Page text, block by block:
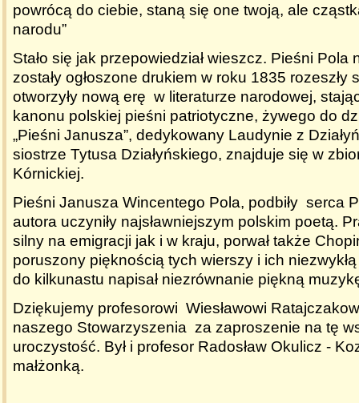
powrócą do ciebie, staną się one twoją, ale
narodu”
Stało się jak przepowiedział wieszcz. Pieśni Pola
zostały ogłoszone drukiem w roku 1835 rozeszły
otworzyły nową erę w literaturze narodowej,
kanonu polskiej pieśni patriotyczne, żywego do
„Pieśni Janusza”, dedykowany Laudynie z
siostrze Tytusa Działyńskiego, znajduje się w
Kórnickiej.
Pieśni Janusza Wincentego Pola, podbiły serca
autora uczyniły najsławniejszym polskim poetą.
silny na emigracji jak i w kraju, porwał także
poruszony pięknością tych wierszy i ich
do kilkunastu napisał niezrównanie piękną
Dziękujemy profesorowi Wiesławowi
naszego Stowarzyszenia za zaproszenie na tę
uroczystość. Był i profesor Radosław Okulicz -
małżonką.